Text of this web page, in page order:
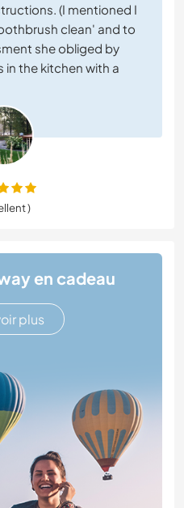
(I mentioned I
clean' and to
she obliged by
in the kitchen with a
)
en cadeau
plus